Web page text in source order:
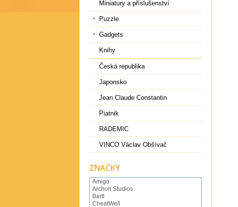
Miniatury a příslušenství
Puzzle
Gadgets
Knihy
Česká republika
Japonsko
Jean Claude Constantin
Piatnik
RADEMIC
VINCO Václav Obšívač
ZNAČKY
Amigo
Archon Studios
Bartl
CheatWell